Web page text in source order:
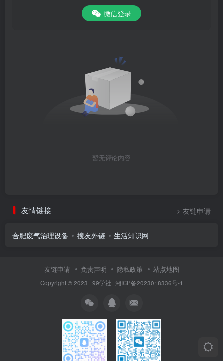
微信登录
暂无评论内容
友情链接 友链申请
合肥废气治理设备 搜友外链 生活知识网
友链申请 免责声明 隐私政策 站点地图
Copyright © 2023 · 99学社 · 湘ICP备2023018336号-1